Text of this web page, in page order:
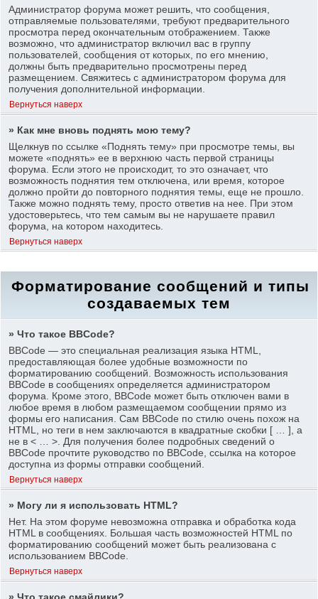
Администратор форума может решить, что сообщения,
отправляемые пользователями, требуют предварительного
просмотра перед окончательным отображением. Также
возможно, что администратор включил вас в группу
пользователей, сообщения от которых, по его мнению,
должны быть предварительно просмотрены перед
размещением. Свяжитесь с администратором форума для
получения дополнительной информации.
Вернуться наверх
» Как мне вновь поднять мою тему?
Щелкнув по ссылке «Поднять тему» при просмотре темы, вы
можете «поднять» ее в верхнюю часть первой страницы
форума. Если этого не происходит, то это означает, что
возможность поднятия тем отключена, или время, которое
должно пройти до повторного поднятия темы, еще не прошло.
Также можно поднять тему, просто ответив на нее. При этом
удостоверьтесь, что тем самым вы не нарушаете правил
форума, на котором находитесь.
Вернуться наверх
Форматирование сообщений и типы
создаваемых тем
» Что такое BBCode?
BBCode — это специальная реализация языка HTML,
предоставляющая более удобные возможности по
форматированию сообщений. Возможность использования
BBCode в сообщениях определяется администратором
форума. Кроме этого, BBCode может быть отключен вами в
любое время в любом размещаемом сообщении прямо из
формы его написания. Сам BBCode по стилю очень похож на
HTML, но теги в нем заключаются в квадратные скобки [ … ], а
не в < … >. Для получения более подробных сведений о
BBCode прочтите руководство по BBCode, ссылка на которое
доступна из формы отправки сообщений.
Вернуться наверх
» Могу ли я использовать HTML?
Нет. На этом форуме невозможна отправка и обработка кода
HTML в сообщениях. Большая часть возможностей HTML по
форматированию сообщений может быть реализована с
использованием BBCode.
Вернуться наверх
» Что такое смайлики?